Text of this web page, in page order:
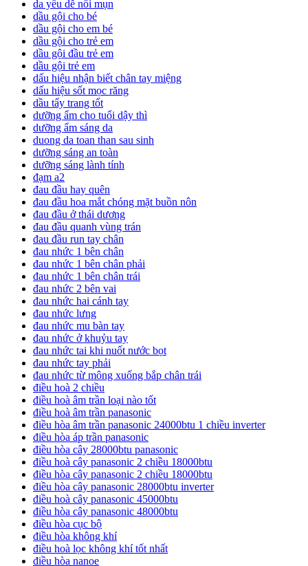
da yếu dễ nổi mụn
dầu gội cho bé
dầu gội cho em bé
dầu gội cho trẻ em
dầu gội đầu trẻ em
dầu gội trẻ em
dấu hiệu nhận biết chân tay miệng
dấu hiệu sốt mọc răng
dầu tẩy trang tốt
dưỡng ẩm cho tuổi dậy thì
dưỡng ẩm sáng da
duong da toan than sau sinh
dưỡng sáng an toàn
dưỡng sáng lành tính
đạm a2
đau đầu hay quên
đau đầu hoa mắt chóng mặt buồn nôn
đau đầu ở thái dương
đau đầu quanh vùng trán
đau đầu run tay chân
đau nhức 1 bên chân
đau nhức 1 bên chân phải
đau nhức 1 bên chân trái
đau nhức 2 bên vai
đau nhức hai cánh tay
đau nhức lưng
đau nhức mu bàn tay
đau nhức ở khuỷu tay
đau nhức tai khi nuốt nước bọt
đau nhức tay phải
đau nhức từ mông xuống bắp chân trái
điều hoà 2 chiều
điều hoà âm trần loại nào tốt
điều hoà âm trần panasonic
điều hòa âm trần panasonic 24000btu 1 chiều inverter
điều hòa áp trần panasonic
điều hòa cây 28000btu panasonic
điều hoà cây panasonic 2 chiều 18000btu
điều hòa cây panasonic 2 chiều 18000btu
điều hòa cây panasonic 28000btu inverter
điều hoà cây panasonic 45000btu
điều hòa cây panasonic 48000btu
điều hòa cục bộ
điều hòa không khí
điều hoà lọc không khí tốt nhất
điều hòa nanoe